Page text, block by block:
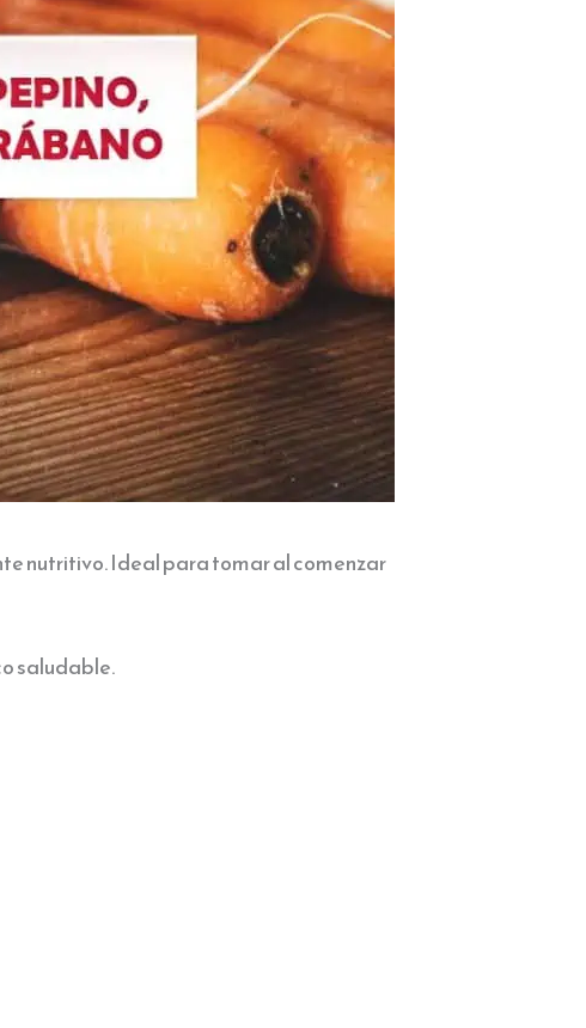
nutritivo. Ideal para tomar al comenzar
saludable.